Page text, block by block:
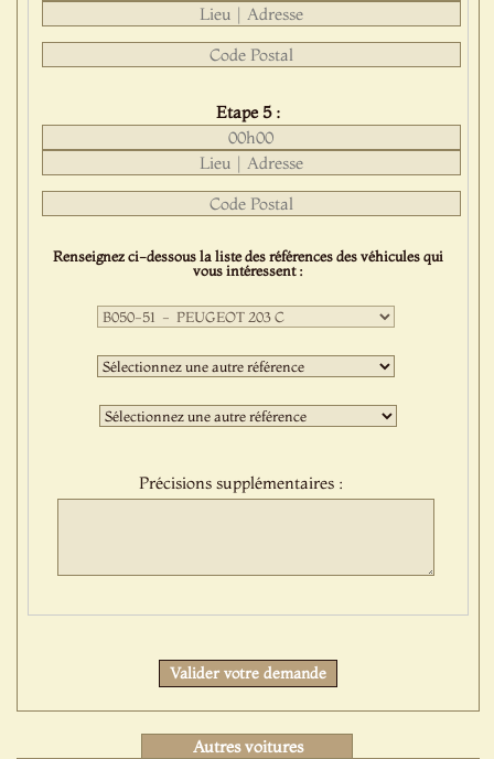
Etape 5 :
Renseignez ci-dessous la liste des références des véhicules qui
vous intéressent :
Première
sélection
:Deuxième
sélection
:Troisième
sélection
Précisions supplémentaires :
Valider votre demande
Autres voitures